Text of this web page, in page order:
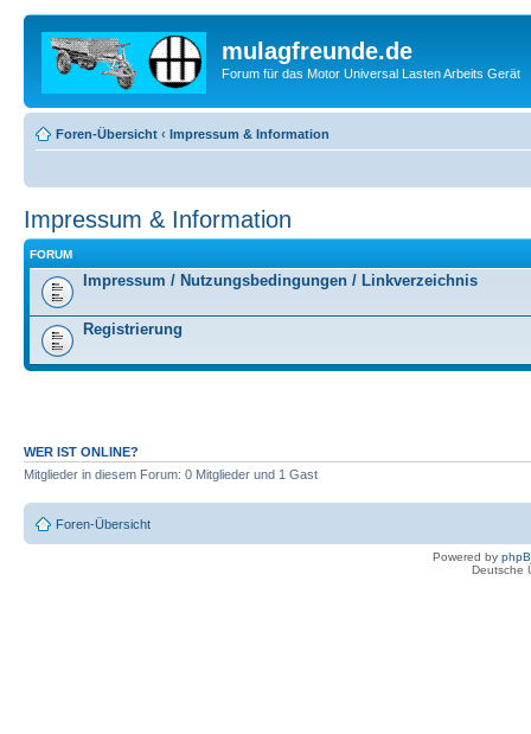
mulagfreunde.de
Forum für das Motor Universal Lasten Arbeits Gerät
Foren-Übersicht ‹ Impressum & Information
Impressum & Information
FORUM
Impressum / Nutzungsbedingungen / Linkverzeichnis
Registrierung
WER IST ONLINE?
Mitglieder in diesem Forum: 0 Mitglieder und 1 Gast
Foren-Übersicht
Powered by
Deutsche